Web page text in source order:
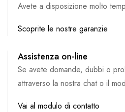
Avete a disposizione molto
Scoprite le nostre garanzie
Assistenza on-line
Se avete domande, dubbi o
attraverso la nostra chat o il
Vai al modulo di contatto